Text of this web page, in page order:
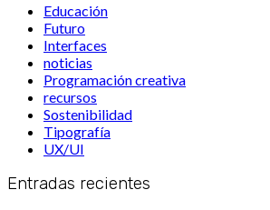
Educación
Futuro
Interfaces
noticias
Programación creativa
recursos
Sostenibilidad
Tipografía
UX/UI
Entradas recientes